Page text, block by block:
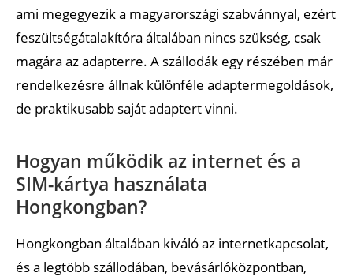
ami megegyezik a magyarországi szabvánnyal, ezért
feszültségátalakítóra általában nincs szükség, csak
magára az adapterre. A szállodák egy részében már
rendelkezésre állnak különféle adaptermegoldások,
de praktikusabb saját adaptert vinni.
Hogyan működik az internet és a
SIM-kártya használata
Hongkongban?
Hongkongban általában kiváló az internetkapcsolat,
és a legtöbb szállodában, bevásárlóközpontban,